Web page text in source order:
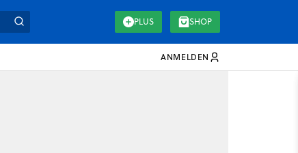
PLUS SHOP
ANMELDEN